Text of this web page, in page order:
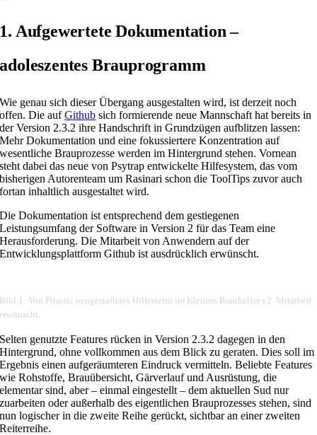
1. Aufgewertete Dokumentation –
adoleszentes Brauprogramm
Wie genau sich dieser Übergang ausgestalten wird, ist derzeit noch
offen. Die aufGithub sich formierende neue Mannschaft hat bereits in
der Version 2.3.2 ihre Handschrift in Grundzügen aufblitzen lassen:
Mehr Dokumentation und eine fokussiertere Konzentration auf
wesentliche Brauprozesse werden im Hintergrund stehen. Vornean
steht dabei das neue von Psytrap entwickelte Hilfesystem, das vom
bisherigen Autorenteam um Rasinari schon die ToolTips zuvor auch
fortan inhaltlich ausgestaltet wird.
Die Dokumentation ist entsprechend dem gestiegenen
Leistungsumfang der Software in Version 2 für das Team eine
Herausforderung. Die Mitarbeit von Anwendern auf der
Entwicklungsplattform Github ist ausdrücklich erwünscht.
Bild 1: Von Pitastic neugestaltetes Hilfemenü im Kleinen Brauhelfer v2. Mitarbeit
erwünscht.
Selten genutzte Features rücken in Version 2.3.2 dagegen in den
Hintergrund, ohne vollkommen aus dem Blick zu geraten. Dies soll im
Ergebnis einen aufgeräumteren Eindruck vermitteln. Beliebte Features
wie Rohstoffe, Brauübersicht, Gärverlauf und Ausrüstung, die
elementar sind, aber – einmal eingestellt – dem aktuellen Sud nur
zuarbeiten oder außerhalb des eigentlichen Brauprozesses stehen, sind
nun logischer in die zweite Reihe gerückt, sichtbar an einer zweiten
Reiterreihe.